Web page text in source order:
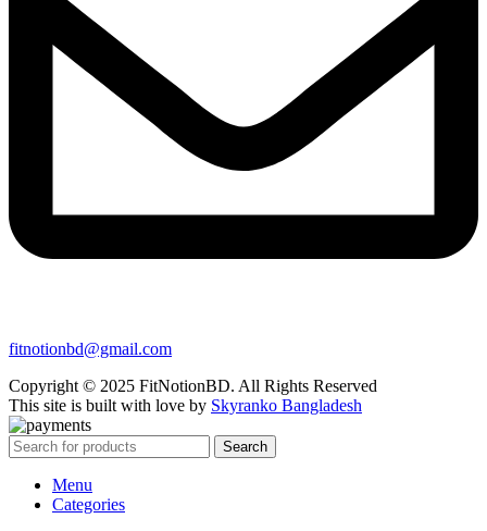
fitnotionbd@gmail.com
Copyright © 2025 FitNotionBD. All Rights Reserved
This site is built with love by Skyranko Bangladesh
Search
Menu
Categories